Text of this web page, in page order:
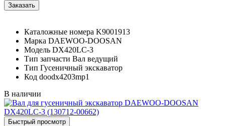
Каталожные номера K9001913
Марка DAEWOO-DOOSAN
Модель DX420LC-3
Тип запчасти Вал ведущий
Тип Гусеничный экскаватор
Код doodx4203mp1
В наличии